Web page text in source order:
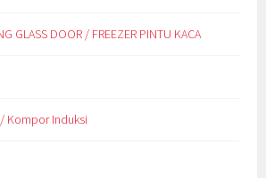
GLASS DOOR / FREEZER PINTU KACA
Kompor Induksi